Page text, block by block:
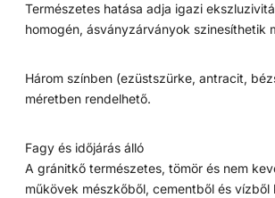
Természetes hatása adja igazi
homogén, ásványzárványok szinesíthetik
Három színben (ezüstszürke, antracit,
méretben rendelhető.
Fagy és időjárás álló
A gránitkő természetes, tömör és nem
műkövek mészkőből, cementből és vízből